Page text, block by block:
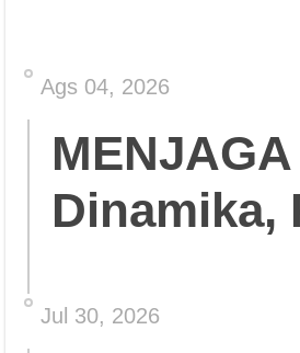
Ags 04, 2026
Dinamika,
Jul 30, 2026